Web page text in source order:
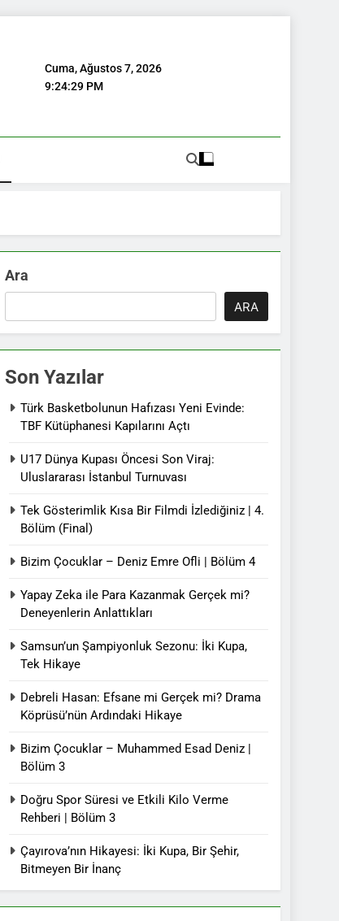
Cuma, Ağustos 7, 2026
9:24:30 PM
Ara
ARA
Son Yazılar
Türk Basketbolunun Hafızası Yeni Evinde:
TBF Kütüphanesi Kapılarını Açtı
U17 Dünya Kupası Öncesi Son Viraj:
Uluslararası İstanbul Turnuvası
Tek Gösterimlik Kısa Bir Filmdi İzlediğiniz | 4.
Bölüm (Final)
Bizim Çocuklar – Deniz Emre Ofli | Bölüm 4
Yapay Zeka ile Para Kazanmak Gerçek mi?
Deneyenlerin Anlattıkları
Samsun’un Şampiyonluk Sezonu: İki Kupa,
Tek Hikaye
Debreli Hasan: Efsane mi Gerçek mi? Drama
Köprüsü’nün Ardındaki Hikaye
Bizim Çocuklar – Muhammed Esad Deniz |
Bölüm 3
Doğru Spor Süresi ve Etkili Kilo Verme
Rehberi | Bölüm 3
Çayırova’nın Hikayesi: İki Kupa, Bir Şehir,
Bitmeyen Bir İnanç